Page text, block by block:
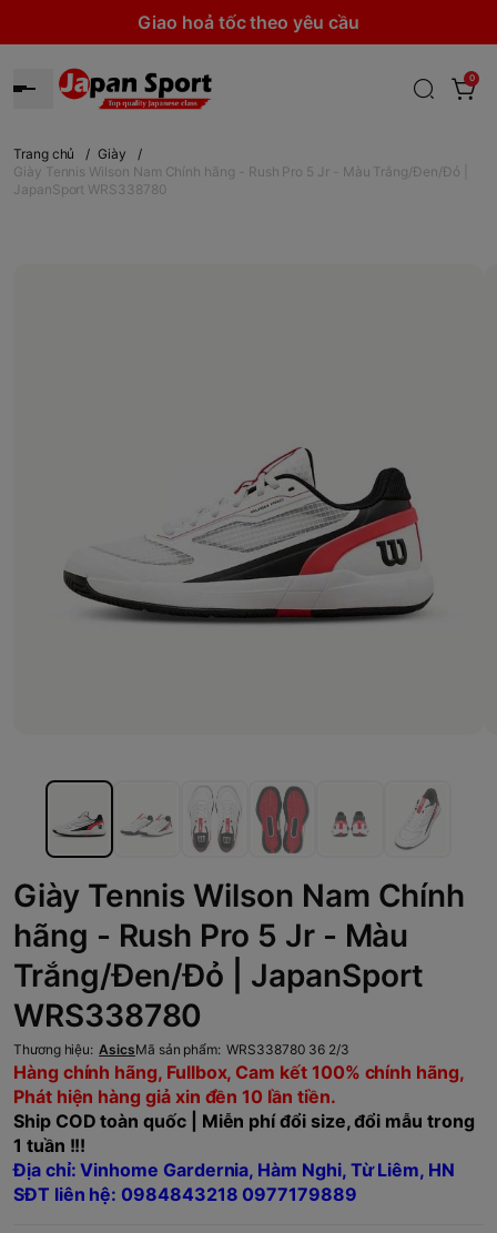
Giao hoả tốc theo yêu cầu
0
Trang chủ / Giày
/
Giày Tennis Wilson Nam Chính hãng - Rush Pro 5 Jr - Màu Trắng/Đen/Đỏ |
JapanSport WRS338780
Giày Tennis Wilson Nam Chính
hãng - Rush Pro 5 Jr - Màu
Trắng/Đen/Đỏ | JapanSport
WRS338780
Thương hiệu: AsicsMã sản phẩm: WRS338780 36 2/3
Hàng chính hãng, Fullbox, Cam kết 100% chính hãng,
Phát hiện hàng giả xin đền 10 lần tiền.
Ship COD toàn quốc | Miễn phí đổi size, đổi mẫu trong
1 tuần !!!
Địa chỉ: Vinhome Gardernia, Hàm Nghi, Từ Liêm, HN
SĐT liên hệ: 0984843218 0977179889